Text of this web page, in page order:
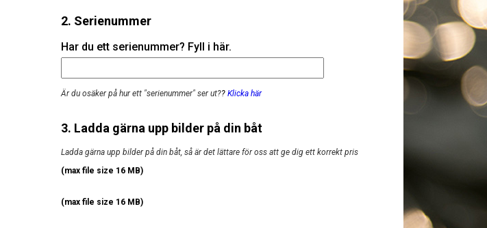
2. Serienummer
Har du ett serienummer? Fyll i här.
Är du osäker på hur ett "serienummer" ser ut?? Klicka här
3. Ladda gärna upp bilder på din båt
Ladda gärna upp bilder på din båt, så är det lättare för oss att ge dig ett korrekt pris
(max file size 16 MB)
(max file size 16 MB)